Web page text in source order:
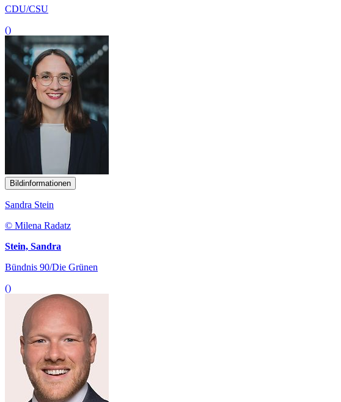
CDU/CSU
()
Bildinformationen
Sandra Stein
© Milena Radatz
Stein, Sandra
Bündnis 90/Die Grünen
()